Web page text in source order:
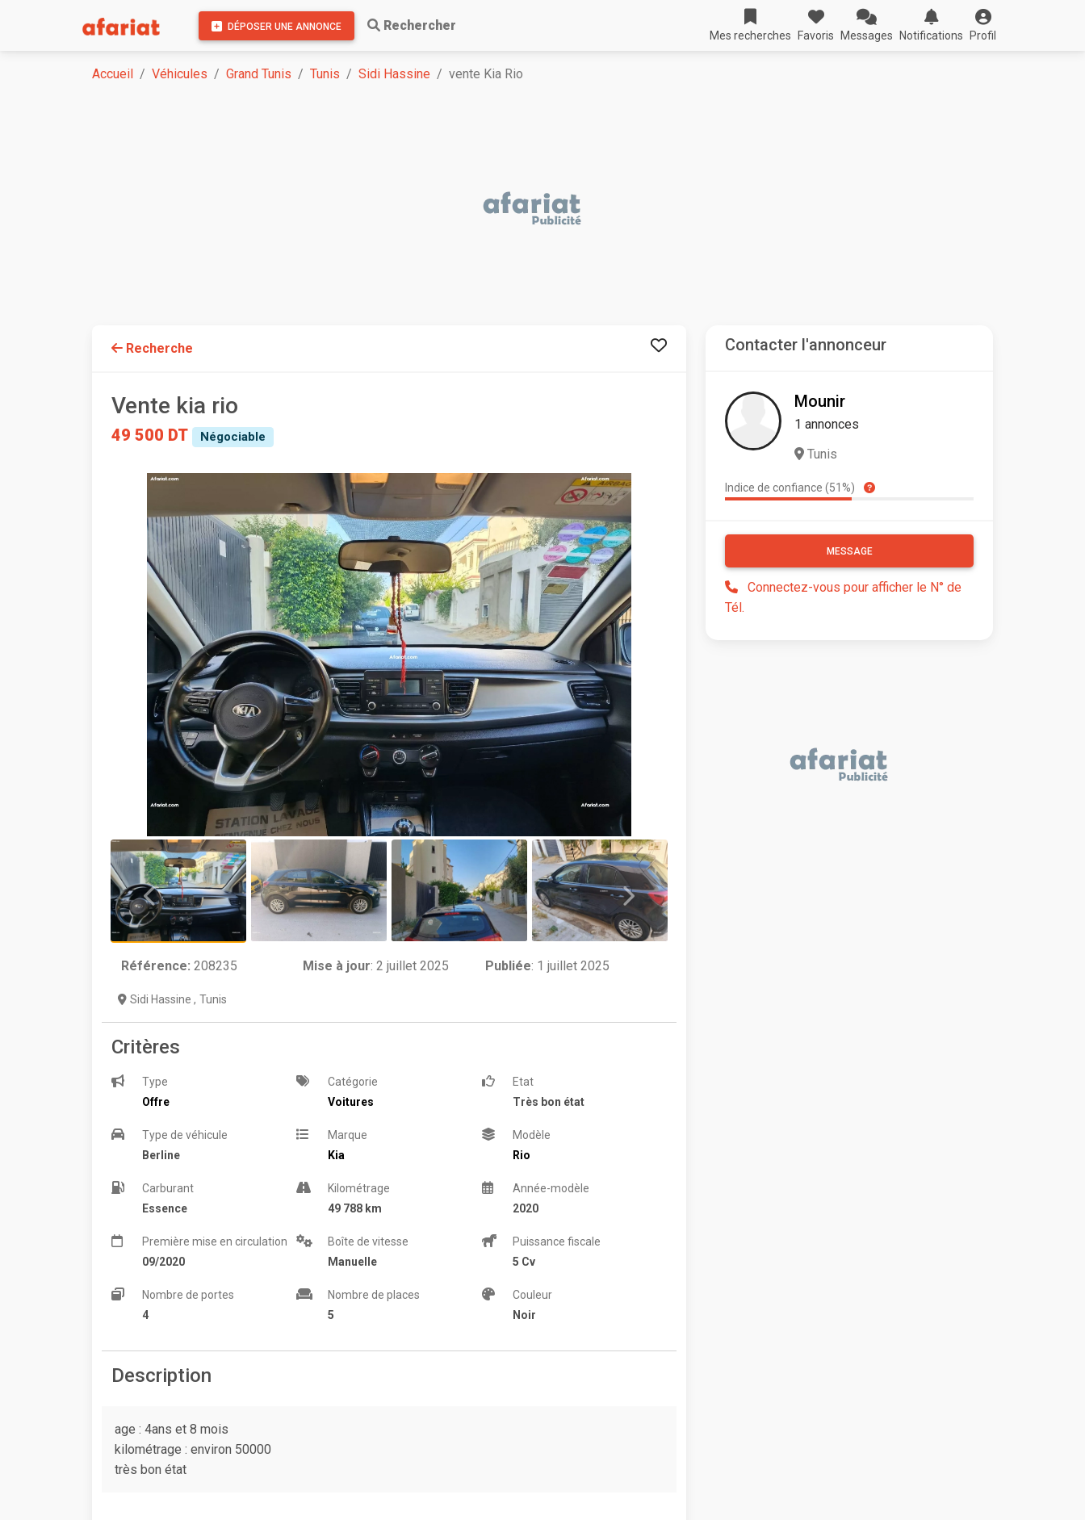
DÉPOSER UNE ANNONCE Rechercher
Mes recherches Favoris Messages Notifications Profil
Accueil Véhicules Grand Tunis Tunis Sidi Hassine vente Kia Rio
Recherche
Vente kia rio
49 500 DT Négociable
Référence: 208235 Mise à jour:2 juillet 2025 Publiée: 1 juillet 2025
Sidi Hassine , Tunis
Critères
Type
Offre
Catégorie
Voitures
Etat
Très bon état
Type de véhicule
Berline
Marque
Kia
Modèle
Rio
Carburant
Essence
Kilométrage
49 788 km
Année-modèle
2020
Première mise en circulation
09/2020
Boîte de vitesse
Manuelle
Puissance fiscale
5 Cv
Nombre de portes
4
Nombre de places
5
Couleur
Noir
Description
age : 4ans et 8 mois
kilométrage : environ 50000
très bon état
Contacter l'annonceur
Mounir
1 annonces
Tunis
Indice de confiance (51%)
MESSAGE
Connectez-vous pour afficher le N° de
Tél.